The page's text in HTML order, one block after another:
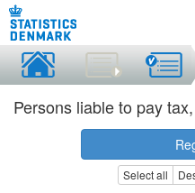
Persons liable to pay
Select all